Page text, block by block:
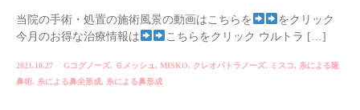
当院の手術・処置の施術風景の動画はこちらを
をクリック
今月のお得な治療情報は
こちらをクリック ウルトラ […]
2021.10.27 Gコグノーズ, Ｇメッシュ , MISKO, クレオパトラノーズ, ミスコ, 糸による隆
鼻術, 糸による鼻尖形成, 糸による鼻形成